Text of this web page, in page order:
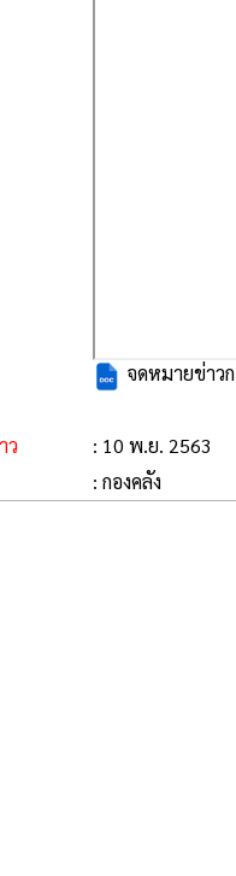
จดหมายข่าว
ว
: 10 พ.ย. 2563
: กองคลัง